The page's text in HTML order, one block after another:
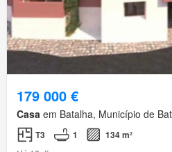
179 000 €
Casa em Batalha, Município de
T3 1
134 m²